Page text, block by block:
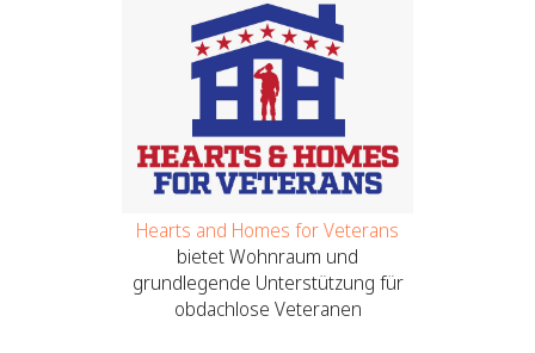
Hearts and Homes for Veterans
bietet Wohnraum und
grundlegende Unterstützung für
obdachlose Veteranen